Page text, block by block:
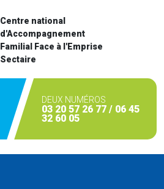
Centre national
d'Accompagnement
Familial Face à l'Emprise
Sectaire
DEUX NUMÉROS
03 20 57 26 77 / 06 45
32 60 05